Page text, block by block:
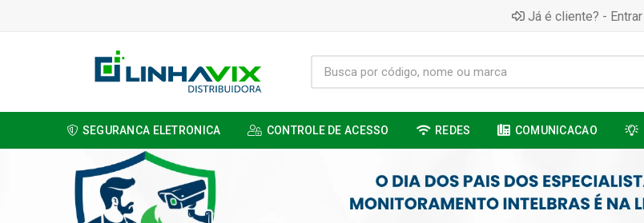
Já é cliente? - Entrar
SEGURANCA ELETRONICA CONTROLE DE ACESSO REDES COMUNICACAO